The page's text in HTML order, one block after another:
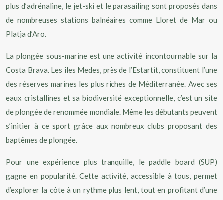
plus d’adrénaline, le jet-ski et le parasailing sont proposés dans
de nombreuses stations balnéaires comme Lloret de Mar ou
Platja d’Aro.
La plongée sous-marine est une activité incontournable sur la
Costa Brava. Les îles Medes, près de l’Estartit, constituent l’une
des réserves marines les plus riches de Méditerranée. Avec ses
eaux cristallines et sa biodiversité exceptionnelle, c’est un site
de plongée de renommée mondiale. Même les débutants peuvent
s’initier à ce sport grâce aux nombreux clubs proposant des
baptêmes de plongée.
Pour une expérience plus tranquille, le paddle board (SUP)
gagne en popularité. Cette activité, accessible à tous, permet
d’explorer la côte à un rythme plus lent, tout en profitant d’une